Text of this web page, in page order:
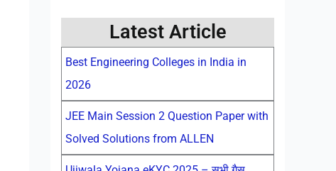
Latest Article
Best Engineering Colleges in India in
2026
JEE Main Session 2 Question Paper with
Solved Solutions from ALLEN